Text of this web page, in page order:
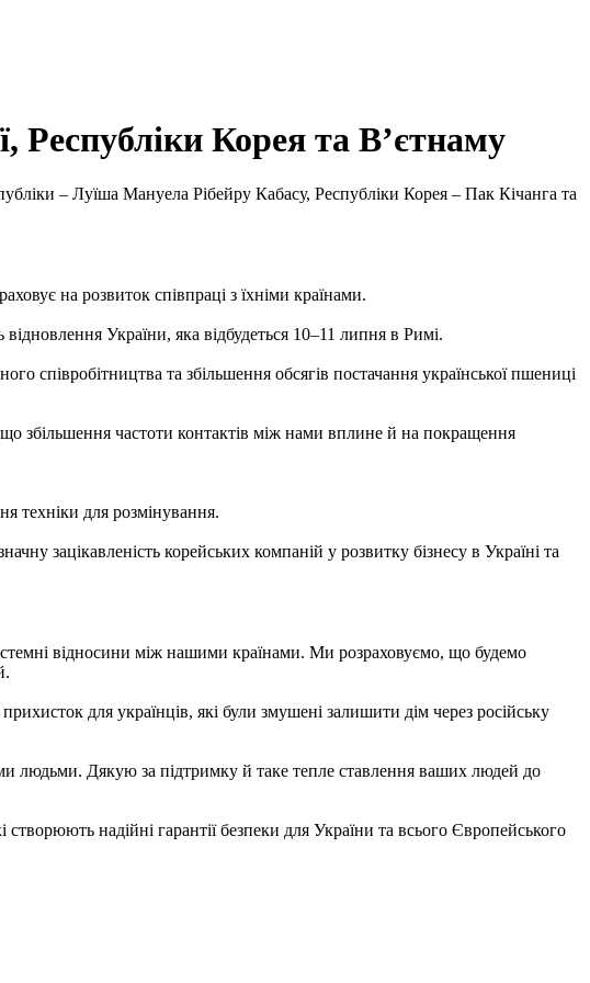
Республіки Корея та В’єтнаму
– Луїша Мануела Рібейру Кабасу, Республіки Корея – Пак Кічанга та
на розвиток співпраці з їхніми країнами.
України, яка відбудеться 10–11 липня в Римі.
співробітництва та збільшення обсягів постачання української пшениці
збільшення частоти контактів між нами вплине й на покращення
техніки для розмінування.
зацікавленість корейських компаній у розвитку бізнесу в Україні та
відносини між нашими країнами. Ми розраховуємо, що будемо
для українців, які були змушені залишити дім через російську
людьми. Дякую за підтримку й таке тепле ставлення ваших людей до
надійні гарантії безпеки для України та всього Європейського